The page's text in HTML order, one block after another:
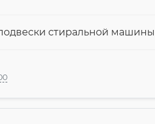
стиральной машины